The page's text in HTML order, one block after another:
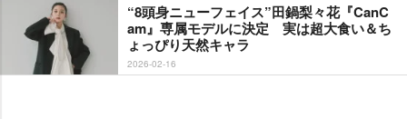
“8頭身ニューフェイス”田鍋梨々花『CanC
am』専属モデルに決定 実は超大食い＆ち
ょっぴり天然キャラ
2026-02-16